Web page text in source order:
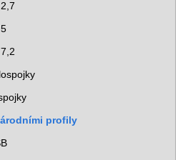
profily